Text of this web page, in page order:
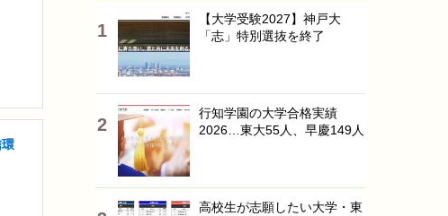
【大学受験2027】神戸大
「志」特別選抜を終了
行知学園の大学合格実績
2026…東大55人、早慶149人
高校生が志願したい大学・東